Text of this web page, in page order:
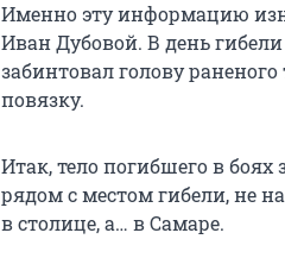
Именно эту информацию
Иван Дубовой. В день гибели
забинтовал голову
повязку.
Итак, тело погибшего в
рядом с местом гибели, не
в столице, а… в Самаре.